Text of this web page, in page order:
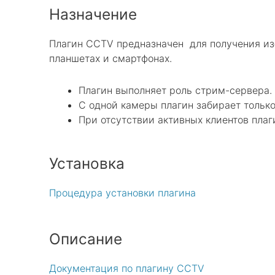
Назначение
Плагин CCTV предназначен для получения
планшетах и смартфонах.
Плагин выполняет роль стрим-
С одной камеры плагин забирает
При отсутствии активных клиентов
Установка
Процедура установки плагина
Описание
Документация по плагину CCTV